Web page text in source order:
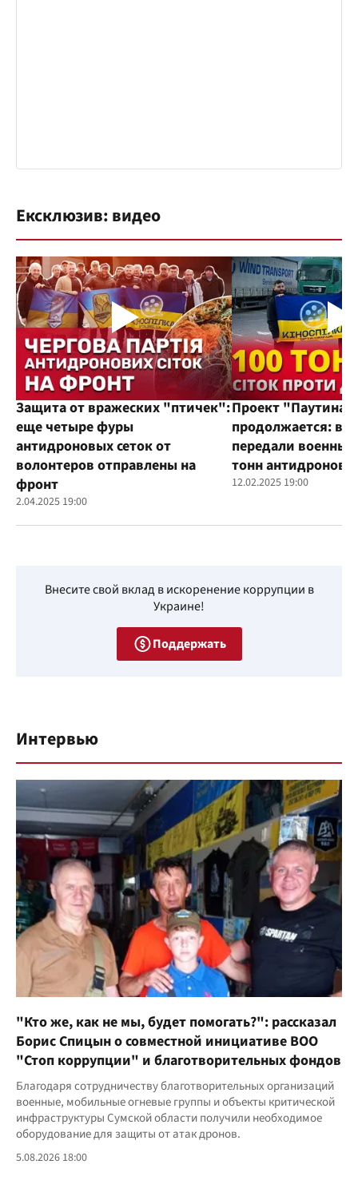
Ексклюзив: видео
Защита от вражеских "птичек":
еще четыре фуры
антидроновых сеток от
волонтеров отправлены на
фронт
2.04.2025 19:00
Проект "Паутина"
продолжается:
передали
тонн
12.02.2025 19:00
Внесите свой вклад в искоренение коррупции в
Украине!
Поддержать
Интервью
"Кто же, как не мы, будет помогать?": рассказал
Борис Спицын о совместной инициативе ВОО
"Стоп коррупции" и благотворительных фондов
Благодаря сотрудничеству благотворительных организаций
военные, мобильные огневые группы и объекты критической
инфраструктуры Сумской области получили необходимое
оборудование для защиты от атак дронов.
5.08.2026 18:00